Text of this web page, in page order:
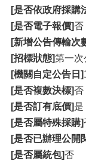
[是否依政府採購
[是否電子報價]否
[新增公告傳輸次
[招標狀態]第一次
[機關自定公告日]
[是否複數決標]否
[是否訂有底價]是
[是否屬特殊採購]
[是否已辦理公開
[是否屬統包]否